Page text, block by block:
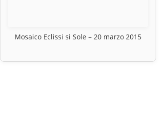
Mosaico Eclissi si Sole – 20 marzo 2015